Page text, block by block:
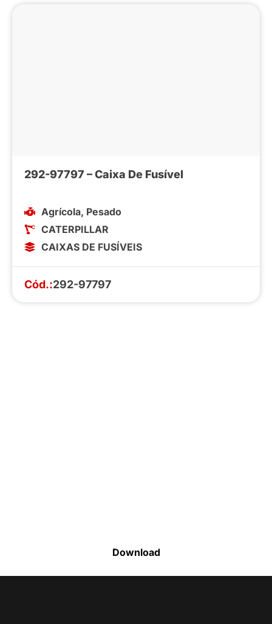
292-97797 – Caixa De Fusível
Agrícola, Pesado
CATERPILLAR
CAIXAS DE FUSÍVEIS
Cód.:292-97797
Download